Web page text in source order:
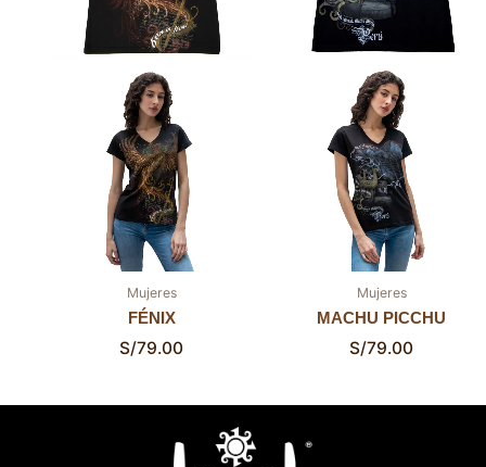
Mujeres
FÉNIX
S/79.00
Mujeres
MACHU PICCHU
S/79.00